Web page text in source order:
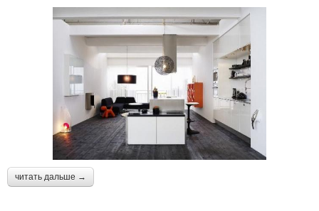
читать дальше →